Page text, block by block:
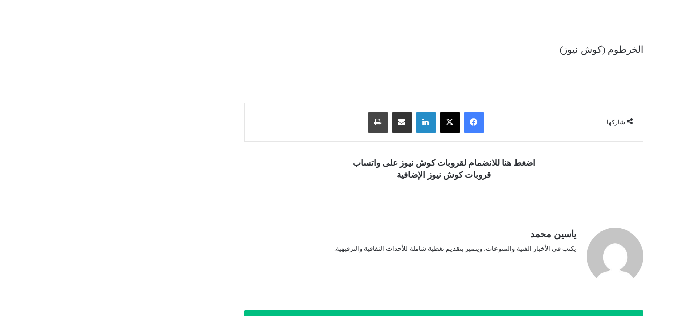
الخرطوم (كوش نيوز)
شاركها
فيسبوك ‫X لينكدإن مشاركة عبر البريد
اضغط هنا للانضمام لقروبات كوش نيوز على واتساب
قروبات كوش نيوز الإضافية
ياسين محمد
يكتب في الأخبار الفنية والمنوعات، ويتميز بتقديم تغطية شاملة للأحداث الثقافية والترفيهية.